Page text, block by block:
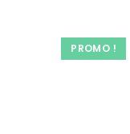
PROMO !